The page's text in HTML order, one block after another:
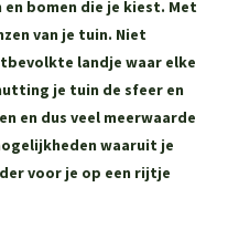
bomen die je kiest. Met
van je tuin. Niet
landje waar elke
je tuin de sfeer en
en dus veel meerwaarde
waaruit je
voor je op een rijtje